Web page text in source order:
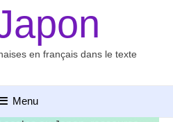
en français dans le texte
Menu